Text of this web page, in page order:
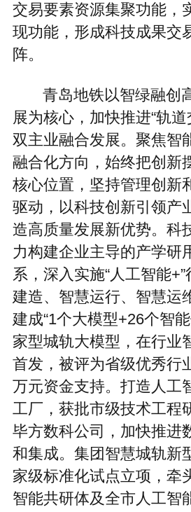
交易要素资源集聚功能，
现功能，形成科技成果交
阵。
青岛地铁以智绿融创
展为核心，加快推进“轨
双主业融合发展。聚焦智
融合化方向，始终把创新
核心位置，坚持管理创新
驱动，以科技创新引领产
造高质量发展新优势。科
力构建企业主导的产学研
系，深入实施“人工智能
建造、智慧运行、智慧运
建成“1个大模型+26个智
家型城轨大模型，在行业
首发，被评为省级优秀行
万元资金支持。打造人工
工厂，获批市级技术工程
毕方数科公司，加快推进
和集成。集团智慧城轨新
家级标准化试点立项，牵
智能共研体及全市人工智